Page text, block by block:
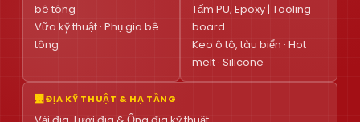
bê tông
Vữa kỹ thuật · Phụ gia bê
tông
Tấm PU, Epoxy | Tooling
board
Keo ô tô, tàu biển · Hot
melt · Silicone
🌉 ĐỊA KỸ THUẬT & HẠ TẦNG